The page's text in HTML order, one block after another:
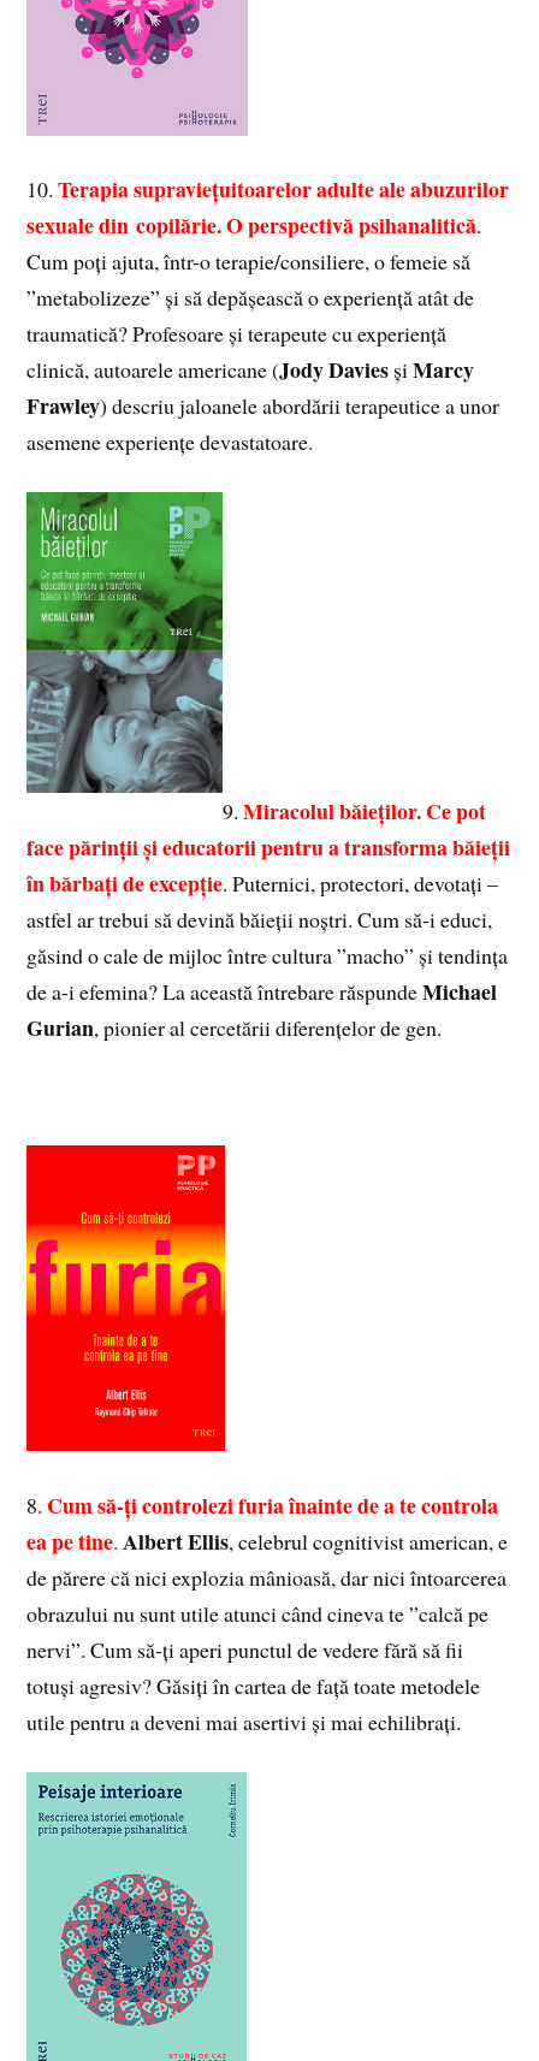
10.Terapia supraviețuitoarelor adulte ale abuzurilor
sexuale din copilărie. O perspectivă psihanalitică.
Cum poți ajuta, într-o terapie/consiliere, o femeie să
”metabolizeze” și să depășească o experiență atât de
traumatică? Profesoare și terapeute cu experiență
clinică, autoarele americane (Jody Davies șiMarcy
Frawley) descriu jaloanele abordării terapeutice a unor
asemene experiențe devastatoare.
9. Miracolul băieților. Ce pot
face părinții și educatorii pentru a transforma băieții
în bărbați de excepție. Puternici, protectori, devotați –
astfel ar trebui să devină băieții noștri. Cum să-i educi,
găsind o cale de mijloc între cultura ”macho” și tendința
de a-i efemina? La această întrebare răspundeMichael
Gurian, pionier al cercetării diferențelor de gen.
8. Cum să-ți controlezi furia înainte de a te controla
ea pe tine. Albert Ellis, celebrul cognitivist american, e
de părere că nici explozia mânioasă, dar nici întoarcerea
obrazului nu sunt utile atunci când cineva te ”calcă pe
nervi”. Cum să-ți aperi punctul de vedere fără să fii
totuși agresiv? Găsiți în cartea de față toate metodele
utile pentru a deveni mai asertivi și mai echilibrați.